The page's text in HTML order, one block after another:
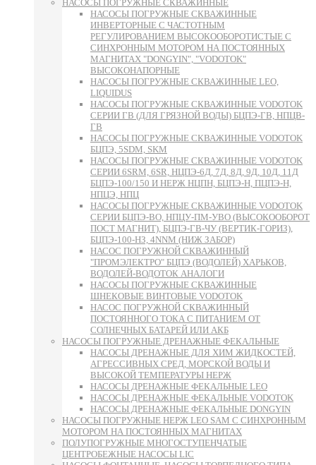
НАСОСЫ ПОГРУЖНЫЕ СКВАЖИННЫЕ
НАСОСЫ ПОГРУЖНЫЕ СКВАЖИННЫЕ
ИНВЕРТОРНЫЕ С ЧАСТОТНЫМ
РЕГУЛИРОВАНИЕМ ВЫСОКООБОРОТИСТЫЕ С
СИНХРОННЫМ МОТОРОМ НА ПОСТОЯННЫХ
МАГНИТАХ "DONGYIN", "VODOTOK"
ВЫСОКОНАПОРНЫЕ
НАСОСЫ ПОГРУЖНЫЕ СКВАЖИННЫЕ LEO,
LIQUIDUS
НАСОСЫ ПОГРУЖНЫЕ СКВАЖИННЫЕ VODOTOK
СЕРИИ ГВ (ДЛЯ ГРЯЗНОЙ ВОДЫ) БЦПЭ-ГВ, НПЦВ-
ГВ
НАСОСЫ ПОГРУЖНЫЕ СКВАЖИННЫЕ VODOTOK
БЦПЭ, 5SDM, SKM
НАСОСЫ ПОГРУЖНЫЕ СКВАЖИННЫЕ VODOTOK
СЕРИИ 6SRM, 6SR, НЦПЭ-6Д, 7Д, 8Д, 9Д, 10Д, 11Д
БЦПЭ-100/150 И НЕРЖ НЦПН, БЦПЭ-Н, ПЦПЭ-Н,
НПЦЭ, НПЦ
НАСОСЫ ПОГРУЖНЫЕ СКВАЖИННЫЕ VODOTOK
СЕРИИ БЦПЭ-ВО, НПЦУ-ПМ-УВО (ВЫСОКООБОРОТ
ПОСТ МАГНИТ), БЦПЭ-ГВ-ЧУ (ВЕРТИК-ГОРИЗ),
БЦПЭ-100-НЗ, 4NNM (НИЖ ЗАБОР)
НАСОС ПОГРУЖНОЙ СКВАЖИННЫЙ
"ПРОМЭЛЕКТРО" БЦПЭ (ВОДОЛЕЙ) ХАРЬКОВ,
ВОДОЛЕЙ-ВОДОТОК АНАЛОГИ
НАСОСЫ ПОГРУЖНЫЕ СКВАЖИННЫЕ
ШНЕКОВЫЕ ВИНТОВЫЕ VODOTOK
НАСОС ПОГРУЖНОЙ СКВАЖИННЫЙ
ПОСТОЯННОГО ТОКА С ПИТАНИЕМ ОТ
СОЛНЕЧНЫХ БАТАРЕЙ ИЛИ АКБ
НАСОСЫ ПОГРУЖНЫЕ ДРЕНАЖНЫЕ ФЕКАЛЬНЫЕ
НАСОСЫ ДРЕНАЖНЫЕ ДЛЯ ХИМ ЖИДКОСТЕЙ,
АГРЕССИВНЫХ СРЕД, МОРСКОЙ ВОДЫ И
ВЫСОКОЙ ТЕМПЕРАТУРЫ НЕРЖ
НАСОСЫ ДРЕНАЖНЫЕ ФЕКАЛЬНЫЕ LEO
НАСОСЫ ДРЕНАЖНЫЕ ФЕКАЛЬНЫЕ VODOTOK
НАСОСЫ ДРЕНАЖНЫЕ ФЕКАЛЬНЫЕ DONGYIN
НАСОСЫ ПОГРУЖНЫЕ НЕРЖ LEO SAM С СИНХРОННЫМ
МОТОРОМ НА ПОСТОЯННЫХ МАГНИТАХ
ПОЛУПОГРУЖНЫЕ МНОГОСТУПЕНЧАТЫЕ
ЦЕНТРОБЕЖНЫЕ НАСОСЫ LIC